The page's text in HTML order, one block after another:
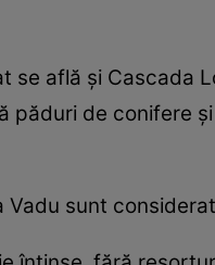
se află și Cascada
păduri de conifere
Vadu sunt